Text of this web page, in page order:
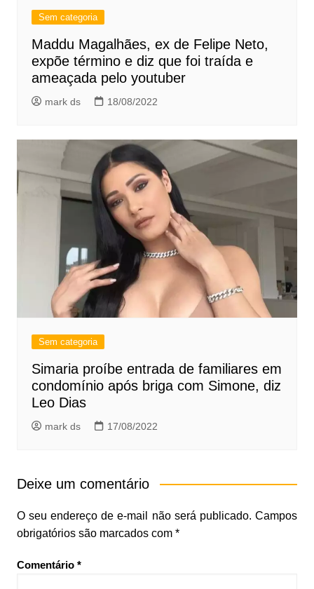
Sem categoria
Maddu Magalhães, ex de Felipe Neto,
expõe término e diz que foi traída e
ameaçada pelo youtuber
mark ds 18/08/2022
Sem categoria
Simaria proíbe entrada de familiares em
condomínio após briga com Simone, diz
Leo Dias
mark ds 17/08/2022
Deixe um comentário
O seu endereço de e-mail não será publicado. Campos
obrigatórios são marcados com *
Comentário *